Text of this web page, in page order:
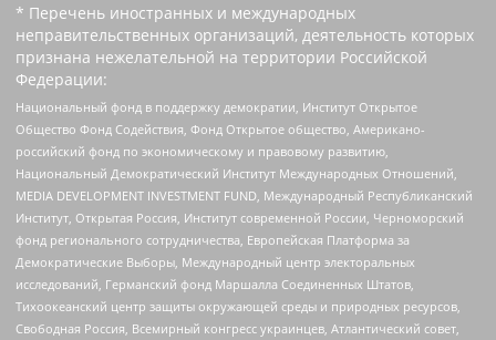
* Перечень иностранных и международных
неправительственных организаций, деятельность которых
признана нежелательной на территории Российской
Федерации:
Национальный фонд в поддержку демократии, Институт Открытое
Общество Фонд Содействия, Фонд Открытое общество, Американо-
российский фонд по экономическому и правовому развитию,
Национальный Демократический Институт Международных Отношений,
MEDIA DEVELOPMENT INVESTMENT FUND, Международный Республиканский
Институт, Открытая Россия, Институт современной России, Черноморский
фонд регионального сотрудничества, Европейская Платформа за
Демократические Выборы, Международный центр электоральных
исследований, Германский фонд Маршалла Соединенных Штатов,
Тихоокеанский центр защиты окружающей среды и природных ресурсов,
Свободная Россия, Всемирный конгресс украинцев, Атлантический совет,